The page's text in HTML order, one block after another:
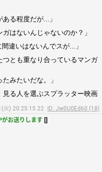
る程度だが...」
はないんじゃないのか？」
違いはないんでスが...」
とも重なり合っているマンガ
みたいだな。」
る人を選ぶスプラッター映画
火) 20:25:15.22
ID: Jw0U0Ed60 (18)
お送りします []